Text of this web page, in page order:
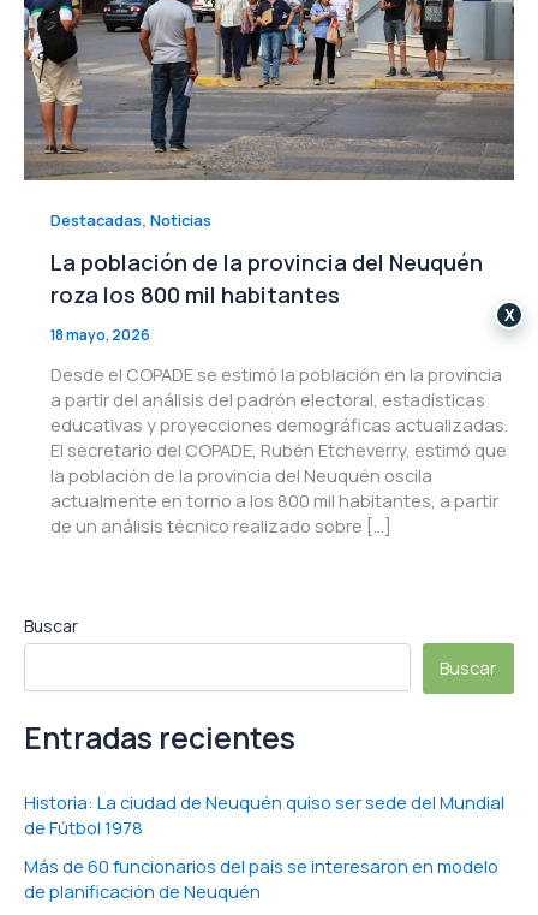
Destacadas, Noticias
La población de la provincia del Neuquén
roza los 800 mil habitantes
18 mayo, 2026
Desde el COPADE se estimó la población en la provincia
a partir del análisis del padrón electoral, estadísticas
educativas y proyecciones demográficas actualizadas.
El secretario del COPADE, Rubén Etcheverry, estimó que
la población de la provincia del Neuquén oscila
actualmente en torno a los 800 mil habitantes, a partir
de un análisis técnico realizado sobre […]
Buscar
Buscar
Entradas recientes
Historia: La ciudad de Neuquén quiso ser sede del Mundial
de Fútbol 1978
Más de 60 funcionarios del país se interesaron en modelo
de planificación de Neuquén
X